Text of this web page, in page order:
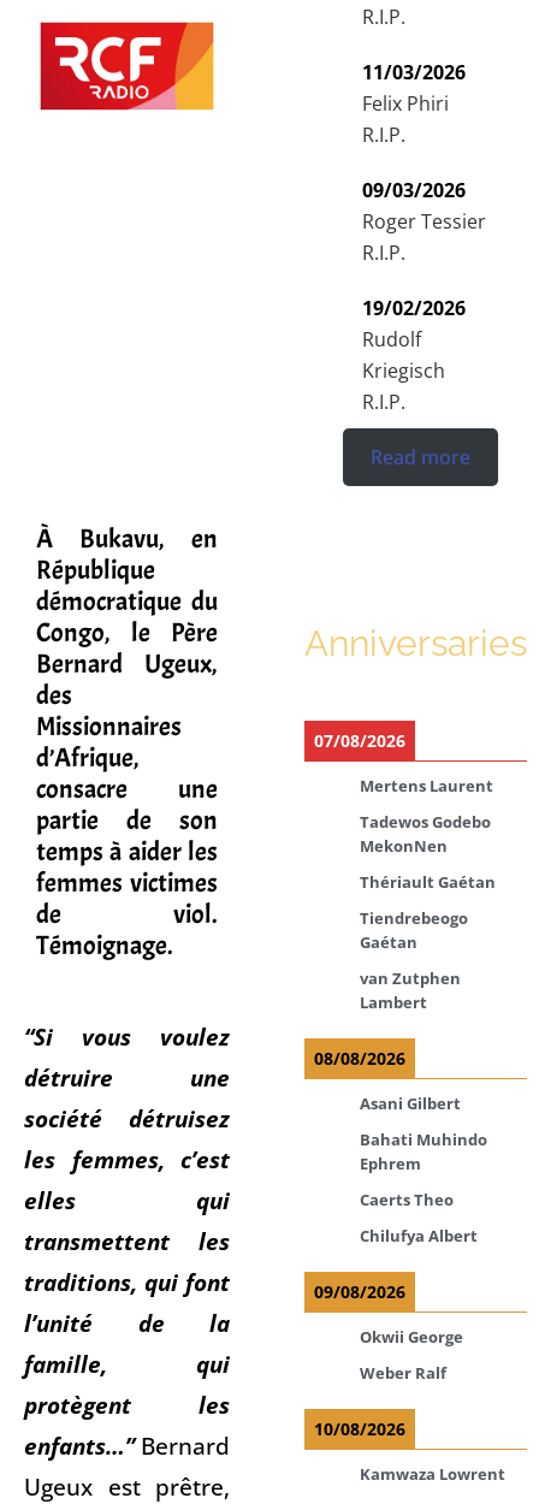
À Bukavu, en
République
démocratique du
Congo, le Père
Bernard Ugeux,
des
Missionnaires
d’Afrique,
consacre une
partie de son
temps à aider les
femmes victimes
de viol.
Témoignage.
“Si vous voulez
détruire une
société détruisez
les femmes, c’est
elles qui
transmettent les
traditions, qui font
l’unité de la
famille, qui
protègent les
enfants…”Bernard
Ugeux est prêtre,
R.I.P.
11/03/2026
Felix Phiri
R.I.P.
09/03/2026
Roger Tessier
R.I.P.
19/02/2026
Rudolf
Kriegisch
R.I.P.
Read more
Anniversaries
07/08/2026
Mertens Laurent
Tadewos Godebo
MekonNen
Thériault Gaétan
Tiendrebeogo
Gaétan
van Zutphen
Lambert
08/08/2026
Asani Gilbert
Bahati Muhindo
Ephrem
Caerts Theo
Chilufya Albert
09/08/2026
Okwii George
Weber Ralf
10/08/2026
Kamwaza Lowrent